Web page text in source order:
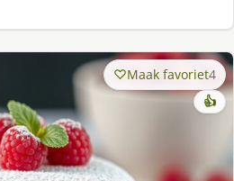
Maak favoriet4
👍